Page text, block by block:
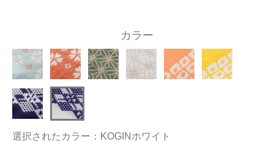
大量購入・法人向けの購入の方は
カラー
選択されたカラー：KOGINホワイト